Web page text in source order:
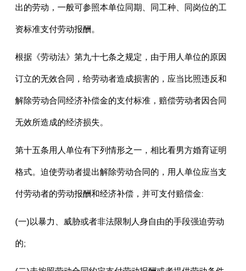
出的劳动，一般可参照本单位同期、同工种、同岗位的工
资标准支付劳动报酬。
根据《劳动法》第九十七条之规定，由于用人单位的原因
订立的无效合同，给劳动者造成损害的，应当比照违反和
解除劳动合同经济补偿金的支付标准，赔偿劳动者因合同
无效所造成的经济损失。
第十五条用人单位有下列情形之一，相比看男方婚育证明
格式。迫使劳动者提出解除劳动合同的，用人单位应当支
付劳动者的劳动报酬和经济补偿，并可支付赔偿金:
(一)以暴力、威胁或者非法限制人身自由的手段强迫劳动
的;